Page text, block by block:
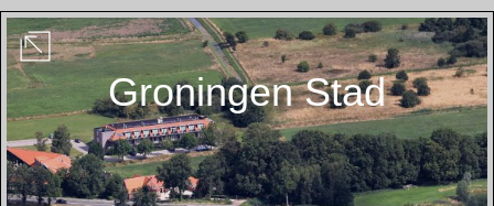
Groningen Stad